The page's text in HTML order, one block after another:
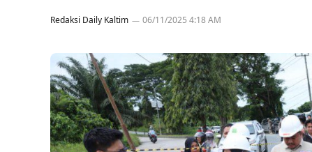
Redaksi Daily Kaltim 06/11/2025 4:18 AM